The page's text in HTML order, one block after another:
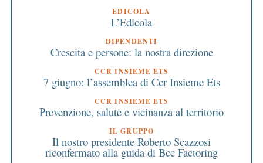
EDICOLA
L’Edicola
DIPENDENTI
Crescita e persone: la nostra direzione
CCR INSIEME ETS
7 giugno: l’assemblea di Ccr Insieme Ets
CCR INSIEME ETS
Prevenzione, salute e vicinanza al territorio
IL GRUPPO
Il nostro presidente Roberto Scazzosi
riconfermato alla guida di Bcc Factoring